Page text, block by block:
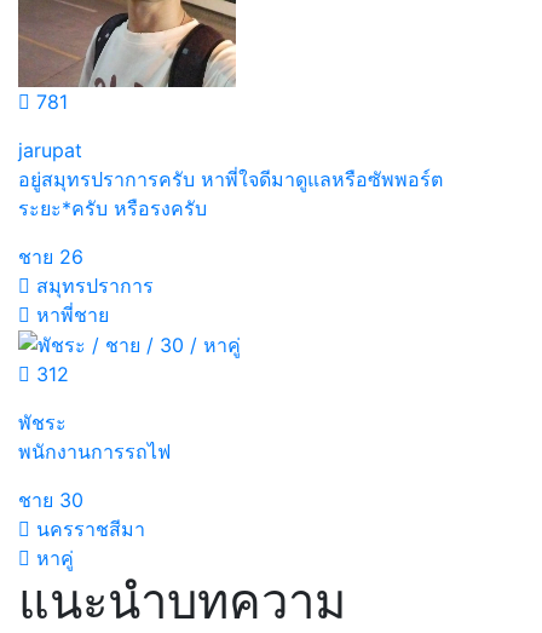
781
jarupat
อยู่สมุทรปราการครับ หาพี่ใจดีมาดูแลหรือซัพพอร์ต
ระยะ*ครับ หรือรงครับ
ชาย 26
สมุทรปราการ
หาพี่ชาย
312
พัชระ
พนักงานการรถไฟ
ชาย 30
นครราชสีมา
หาคู่
แนะนำบทความ